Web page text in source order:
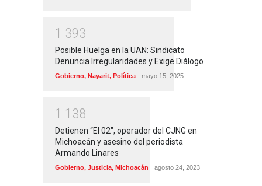
1 393
Posible Huelga en la UAN: Sindicato
Denuncia Irregularidades y Exige Diálogo
Gobierno, Nayarit, Política mayo 15, 2025
1 1 38
Detienen “El 02″, operador del CJNG en
Michoacán y asesino del periodista
Armando Linares
Gobierno, Justicia, Michoacán agosto 24, 2023